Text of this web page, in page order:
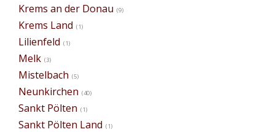
Krems an der Donau (9)
Krems Land (1)
Lilienfeld (1)
Melk (3)
Mistelbach (5)
Neunkirchen (40)
Sankt Pölten (1)
Sankt Pölten Land (1)